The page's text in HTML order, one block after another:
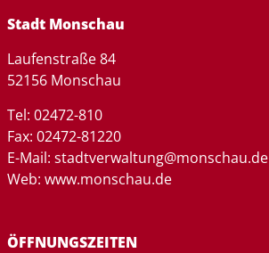
Stadt Monschau
Laufenstraße 84
52156 Monschau
Tel: 02472-810
Fax: 02472-81220
E-Mail: stadtverwaltung@monschau.de
Web: www.monschau.de
ÖFFNUNGSZEITEN